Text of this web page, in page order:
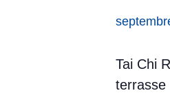
Tai Chi
terrasse